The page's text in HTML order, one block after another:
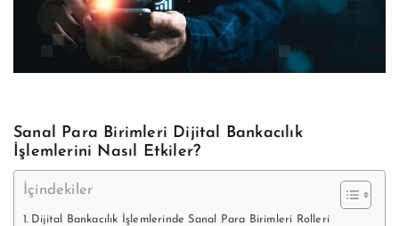
Sanal Para Birimleri Dijital Bankacılık
İşlemlerini Nasıl Etkiler?
İçindekiler
Dijital Bankacılık İşlemlerinde Sanal Para Birimleri Rolleri